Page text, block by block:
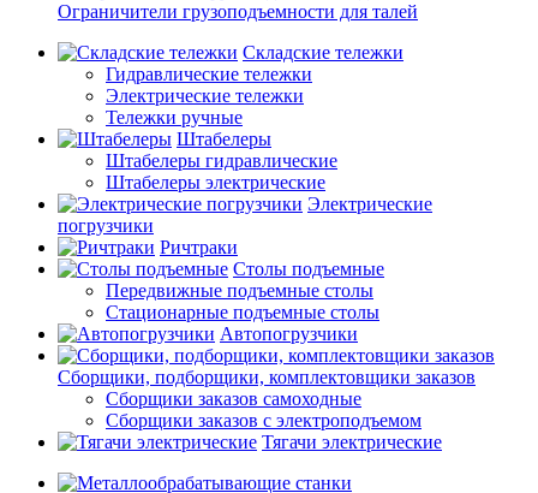
Ограничители грузоподъемности для талей
Складские тележки
Гидравлические тележки
Электрические тележки
Тележки ручные
Штабелеры
Штабелеры гидравлические
Штабелеры электрические
Электрические
погрузчики
Ричтраки
Столы подъемные
Передвижные подъемные столы
Стационарные подъемные столы
Автопогрузчики
Сборщики, подборщики, комплектовщики заказов
Сборщики заказов самоходные
Сборщики заказов с электроподъемом
Тягачи электрические